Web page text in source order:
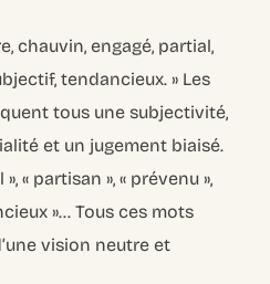
chauvin, engagé, partial,
tendancieux. » Les
tous une subjectivité,
et un jugement biaisé.
« partisan », « prévenu »,
»… Tous ces mots
vision neutre et